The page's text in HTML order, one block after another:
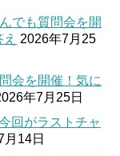
でも質問会を開
2026年7月25
会を開催！気に
年7月25日
回がラストチャ
月14日